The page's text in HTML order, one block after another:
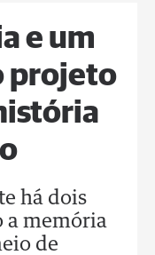
e um
projeto
há dois
a memória
de